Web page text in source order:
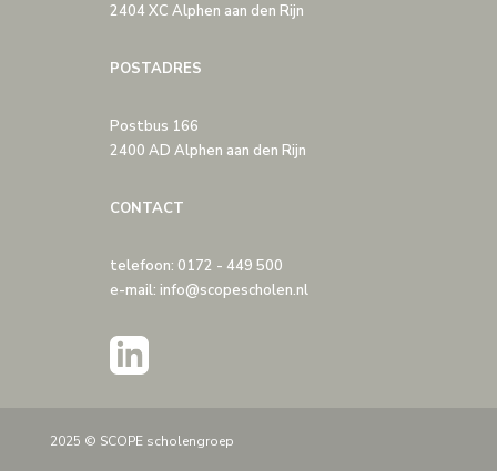
2404 XC Alphen aan den Rijn
POSTADRES
Postbus 166
2400 AD Alphen aan den Rijn
CONTACT
telefoon: 0172 - 449 500
e-mail: info@scopescholen.nl
2025 © SCOPE scholengroep